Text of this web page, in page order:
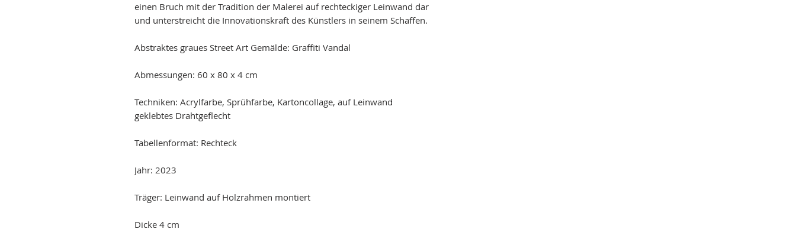
einen Bruch mit der Tradition der Malerei auf rechteckiger Leinwand dar
und unterstreicht die Innovationskraft des Künstlers in seinem Schaffen.
Abstraktes graues Street Art Gemälde: Graffiti Vandal
Abmessungen: 60 x 80 x 4 cm
Techniken: Acrylfarbe, Sprühfarbe, Kartoncollage, auf Leinwand
geklebtes Drahtgeflecht
Tabellenformat: Rechteck
Jahr: 2023
Träger: Leinwand auf Holzrahmen montiert
Dicke 4 cm